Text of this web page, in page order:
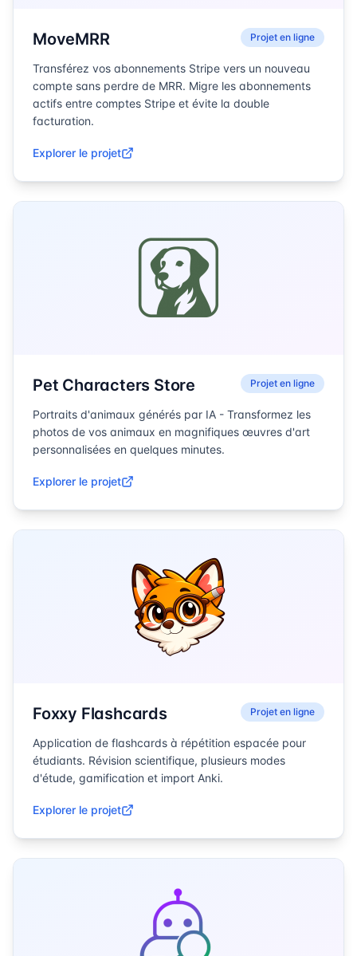
MoveMRR Projet en ligne
Transférez vos abonnements Stripe vers un nouveau
compte sans perdre de MRR. Migre les abonnements
actifs entre comptes Stripe et évite la double
facturation.
Explorer le projet
Pet Characters Store Projet en ligne
Portraits d'animaux générés par IA - Transformez les
photos de vos animaux en magnifiques œuvres d'art
personnalisées en quelques minutes.
Explorer le projet
Foxxy Flashcards Projet en ligne
Application de flashcards à répétition espacée pour
étudiants. Révision scientifique, plusieurs modes
d'étude, gamification et import Anki.
Explorer le projet